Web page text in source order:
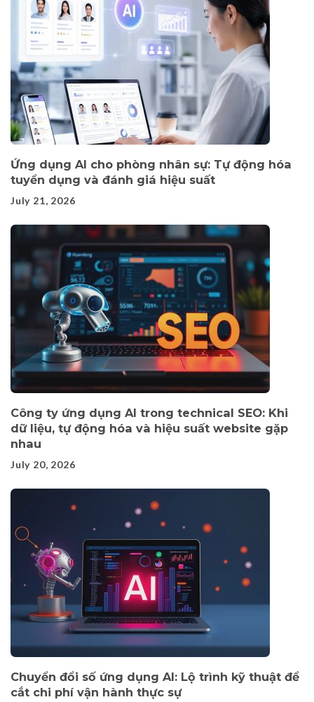
Ứng dụng AI cho phòng nhân sự: Tự động hóa
tuyển dụng và đánh giá hiệu suất
July 21, 2026
Công ty ứng dụng AI trong technical SEO: Khi
dữ liệu, tự động hóa và hiệu suất website gặp
nhau
July 20, 2026
Chuyển đổi số ứng dụng AI: Lộ trình kỹ thuật để
cắt chi phí vận hành thực sự